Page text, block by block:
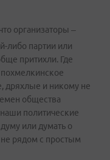
организаторы –
либо партии или
притихли. Где
дряхлые и никому не
общества
политические
или думать о
рядом с простым